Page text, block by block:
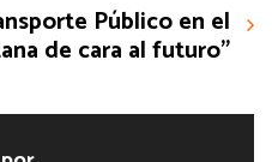
Público en el
de cara al futuro"